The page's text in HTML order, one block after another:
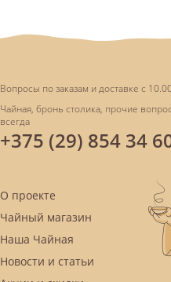
Вопросы по заказам и доставке с
Чайная, бронь столика, прочие
всегда
+375 (29) 854 34
О проекте
Чайный магазин
Наша Чайная
Новости и статьи